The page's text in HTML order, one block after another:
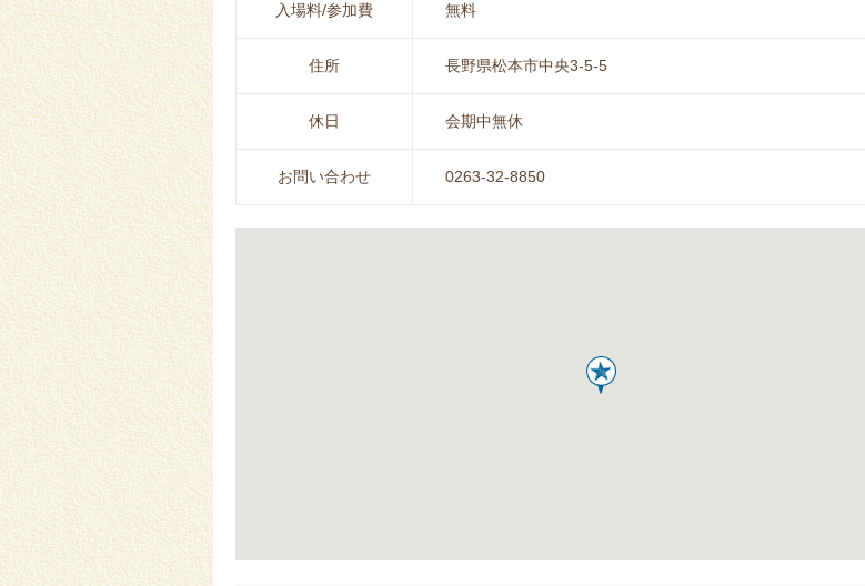
入場料/参加費 無料
住所 長野県松本市中央3-5-5
休日 会期中無休
お問い合わせ 0263-32-8850